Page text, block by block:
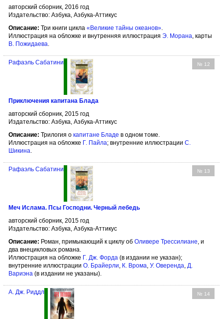
авторский сборник, 2016 год
Издательство: Азбука, Азбука-Аттикус
Описание: Три книги цикла «Великие тайны океанов».
Иллюстрация на обложке и внутренняя иллюстрация Э. Морана, карты
В. Пожидаева.
№ 12
Рафаэль Сабатини
Приключения капитана Блада
авторский сборник, 2015 год
Издательство: Азбука, Азбука-Аттикус
Описание: Трилогия о капитане Бладе в одном томе.
Иллюстрация на обложке Г. Пайла; внутренние иллюстрации С.
Шикина.
№ 13
Рафаэль Сабатини
Меч Ислама. Псы Господни. Черный лебедь
авторский сборник, 2015 год
Издательство: Азбука, Азбука-Аттикус
Описание: Роман, примыкающий к циклу об Оливере Трессилиане, и
два внецикловых романа.
Иллюстрация на обложке Г. Дж. Форда (в издании не указан);
внутренние иллюстрации О. Брайерли, К. Врома, У. Оверенда, Д.
Вариэна (в издании не указаны).
№ 14
А. Дж. Риддл